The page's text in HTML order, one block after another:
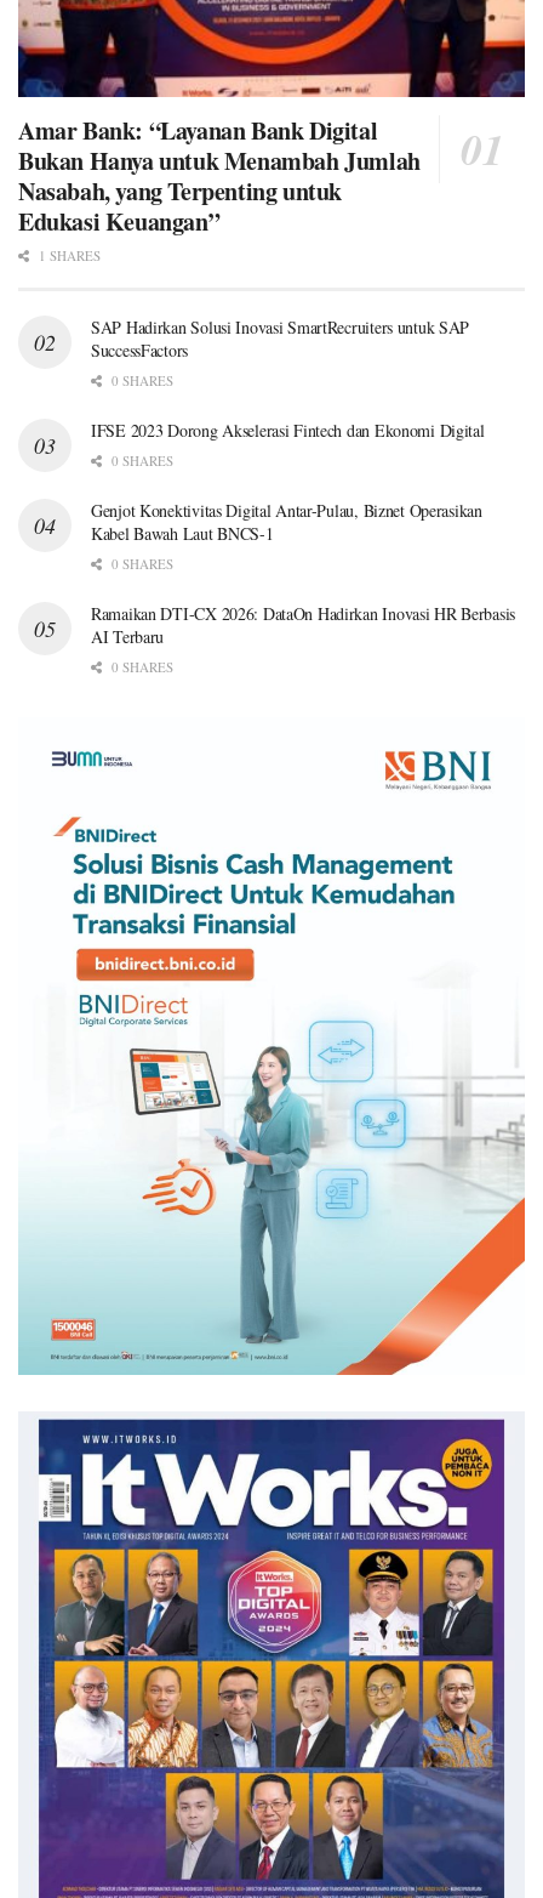
Amar Bank: “Layanan Bank Digital
Bukan Hanya untuk Menambah Jumlah
Nasabah, yang Terpenting untuk
Edukasi Keuangan”
1 SHARES
SAP Hadirkan Solusi Inovasi SmartRecruiters untuk SAP
SuccessFactors
0 SHARES
IFSE 2023 Dorong Akselerasi Fintech dan Ekonomi Digital
0 SHARES
Genjot Konektivitas Digital Antar-Pulau, Biznet Operasikan
Kabel Bawah Laut BNCS-1
0 SHARES
Ramaikan DTI-CX 2026: DataOn Hadirkan Inovasi HR Berbasis
AI Terbaru
0 SHARES